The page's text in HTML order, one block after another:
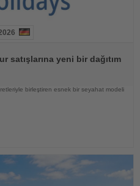
satışlarına yeni bir dağıtım
birleştiren esnek bir seyahat modeli